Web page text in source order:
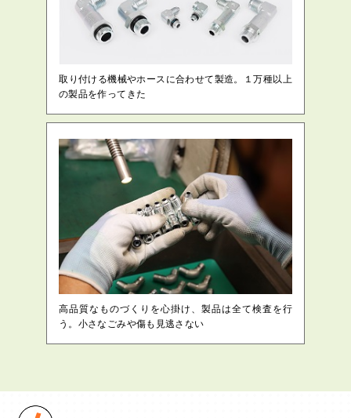
取り付ける機械やホースに合わせて製造。１万種以上
の製品を作ってきた
高品質なものづくりを心掛け、製品は全て検査を行
う。小さなごみや傷も見逃さない